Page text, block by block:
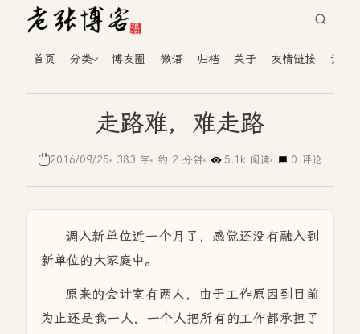
首页 分类 博友圈 微语 归档 关于 友情链接 读者
走路难，难走路
2016/09/25 383 字 约 2 分钟 5.1k 阅读 0 评论
调入新单位近一个月了，感觉还没有融入到
新单位的大家庭中。
原来的会计室有两人，由于工作原因到目前
为止还是我一人，一个人把所有的工作都承担了